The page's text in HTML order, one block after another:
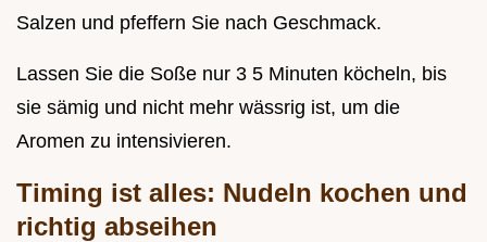
Salzen und pfeffern Sie nach Geschmack.
Lassen Sie die Soße nur 3 5 Minuten köcheln, bis
sie sämig und nicht mehr wässrig ist, um die
Aromen zu intensivieren.
Timing ist alles: Nudeln kochen und
richtig abseihen